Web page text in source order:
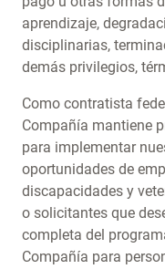
aprendizaje,
disciplinarias,
demás privilegios,
Como contratista
Compañía mantiene
para implementar
oportunidades de
discapacidades y
o solicitantes que
completa del
Compañía para